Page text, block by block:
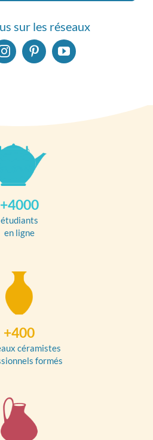
sur les réseaux
+4000
étudiants
en ligne
+400
céramistes
formés